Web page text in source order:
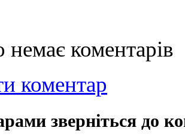
коментарів
коментар
зверніться до